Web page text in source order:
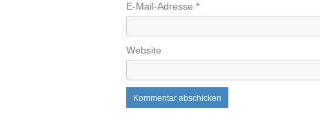
E-Mail-Adresse *
Website